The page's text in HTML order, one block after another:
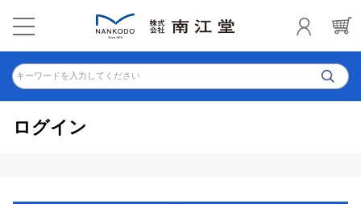
キーワードを入力してください
ログイン